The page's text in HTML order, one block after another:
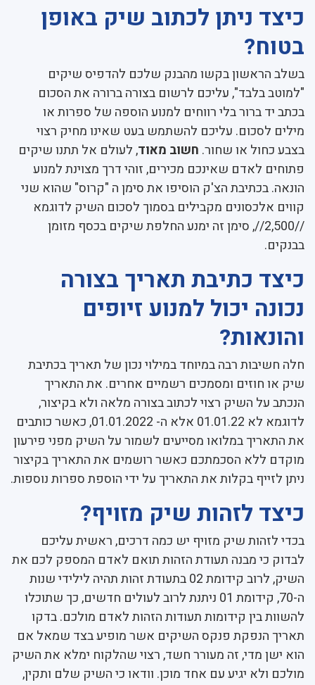
כיצד ניתן לכתוב שיק באופן
בטוח?
בשלב הראשון בקשו מהבנק שלכם להדפיס שיקים
"למוטב בלבד", עליכם לרשום בצורה ברורה את הסכום
בכתב יד ברור בלי רווחים למנוע הוספה של ספרות או
מילים לסכום. עליכם להשתמש בעט שאינו מחיק רצוי
בצבע כחול או שחור. חשוב מאוד, לעולם אל תתנו שיקים
פתוחים לאדם שאינכם מכירים, זוהי דרך מצוינת למנוע
הונאה. בכתיבת הצ'ק הוסיפו את סימן ה "קרוס" שהוא שני
קווים אלכסונים מקבילים בסמוך לסכום השיק לדוגמא
//2,500//, סימן זה ימנע החלפת שיקים בכסף מזומן
בבנקים.
כיצד כתיבת תאריך בצורה
נכונה יכול למנוע זיופים
והונאות?
חלה חשיבות רבה במיוחד במילוי נכון של תאריך בכתיבת
שיק או חוזים ומסמכים רשמיים אחרים. את התאריך
הנכתב על השיק רצוי לכתוב בצורה מלאה ולא בקיצור,
לדוגמא לא 01.01.22 אלא ה- 01.01.2022, כאשר כותבים
את התאריך במלואו מסייעים לשמור על השיק מפני פירעון
מוקדם ללא הסכמתכם כאשר רושמים את התאריך בקיצור
ניתן לזייף בקלות את התאריך על ידי הוספת ספרות נוספות.
כיצד לזהות שיק מזויף?
בכדי לזהות שיק מזויף יש כמה דרכים, ראשית עליכם
לבדוק כי מבנה תעודת הזהות תואם לאדם המספק לכם את
השיק, לרוב קידומת 02 בתעודת זהות תהיה לילידי שנות
ה-70, קידומת 01 ניתנת לרוב לעולים חדשים, כך שתוכלו
להשוות בין קידומות תעודות הזהות לאדם מולכם. בדקו
תאריך הנפקת פנקס השיקים אשר מופיע בצד שמאל אם
הוא ישן מדי, זה מעורר חשד, רצוי שהלקוח ימלא את השיק
מולכם ולא יגיע עם אחד מוכן. וודאו כי השיק שלם ותקין,